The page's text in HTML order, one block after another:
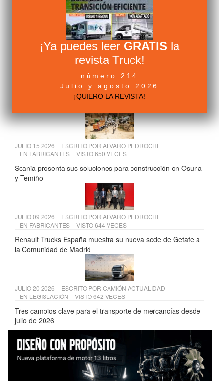
Así será la cabina del camión del futuro (Parte 2):
inteligencia artificial, realidad aumentada y bienestar del
ESCRITO PORALVARO PEDROCHE
FABRICANTES VISTO 702 VECES
Volvo FH Aero: la configuración más eficiente para larga
JULIO 15 2026 ESCRITO POR ALVARO PEDROCHE
EN FABRICANTES VISTO 650 VECES
Scania presenta sus soluciones para construcción en Osuna
y Temiño
JULIO 09 2026 ESCRITO POR ALVARO PEDROCHE
EN FABRICANTES VISTO 644 VECES
Renault Trucks España muestra su nueva sede de Getafe a
la Comunidad de Madrid
JULIO 20 2026 ESCRITO POR CAMIÓN ACTUALIDAD
EN LEGISLACIÓN VISTO 642 VECES
Tres cambios clave para el transporte de mercancías desde
julio de 2026
¡Ya puedes leer GRATIS la
revista Truck!
número 214
Julio y agosto 2026
¡QUIERO LA REVISTA!